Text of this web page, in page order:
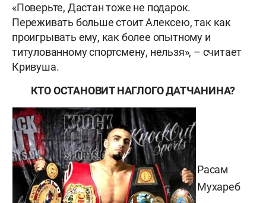
«Поверьте, Дастан тоже не подарок.
Переживать больше стоит Алексею, так как
проигрывать ему, как более опытному и
титулованному спортсмену, нельзя», – считает
Кривуша.
КТО ОСТАНОВИТ НАГЛОГО ДАТЧАНИНА?
Расам
Мухареб